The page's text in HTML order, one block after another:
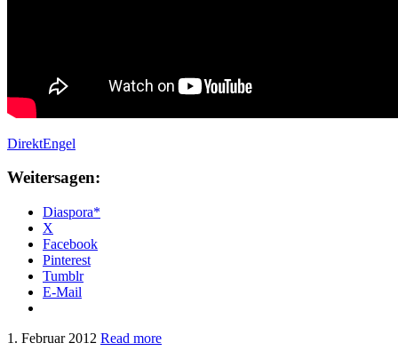
DirektEngel
Weitersagen:
Diaspora*
X
Facebook
Pinterest
Tumblr
E-Mail
1. Februar 2012 Read more